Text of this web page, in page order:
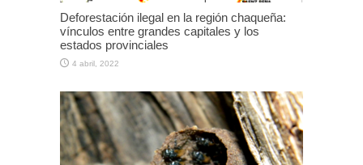
Deforestación ilegal en la región chaqueña:
vínculos entre grandes capitales y los
estados provinciales
4 abril, 2022